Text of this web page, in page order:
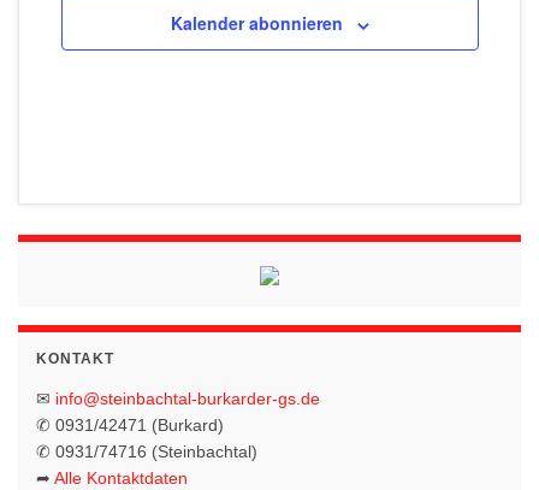
Kalender abonnieren
KONTAKT
✉ info@steinbachtal-burkarder-gs.de
✆ 0931/42471 (Burkard)
✆ 0931/74716 (Steinbachtal)
➦ Alle Kontaktdaten